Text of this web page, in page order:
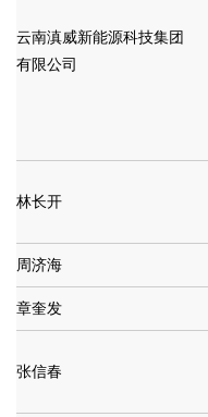
云南滇威新能源科技集团
有限公司
林长开
周济海
章奎发
张信春